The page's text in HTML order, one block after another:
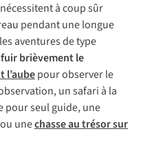
à coup sûr
pendant une longue
aventures de type
fuir brièvement le
l’aubepour observer le
un safari à la
pour seul guide, une
ou unechasse au trésor sur